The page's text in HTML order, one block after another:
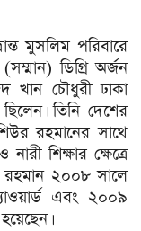
মুসলিম পরিবারে
ডিগ্রি অর্জন
খান চৌধুরী ঢাকা
তিনি দেশের
রহমানের সাথে
শিক্ষার ক্ষেত্রে
রহমান ২০০৮ সালে
এবং ২০০৯